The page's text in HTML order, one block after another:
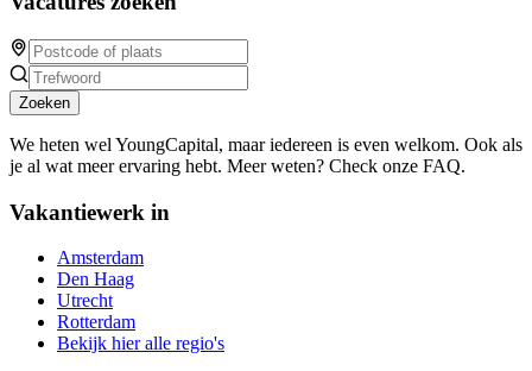
Zoeken
We heten wel YoungCapital, maar iedereen is even welkom. Ook als
je al wat meer ervaring hebt. Meer weten? Check onze FAQ.
Vakantiewerk in
Amsterdam
Den Haag
Utrecht
Rotterdam
Bekijk hier alle regio's